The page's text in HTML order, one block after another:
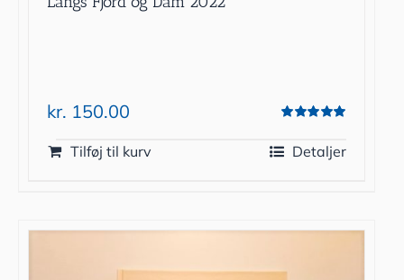
5.00
ud af 5
kr. 150.00
Tilføj til kurv Detaljer